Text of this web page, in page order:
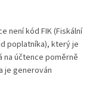
není kód FIK (Fiskální
poplatníka), který je
na účtence poměrně
je generován